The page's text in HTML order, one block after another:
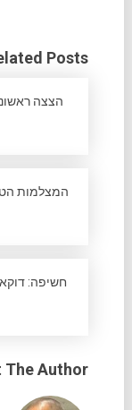
Posts
הצצה
המצלמות
The Author